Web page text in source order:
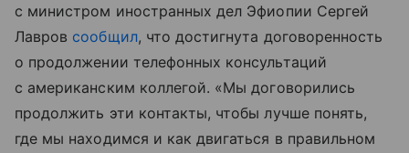
с министром иностранных дел Эфиопии Сергей
Лавров сообщил, что достигнута договоренность
о продолжении телефонных консультаций
с американским коллегой. «Мы договорились
продолжить эти контакты, чтобы лучше понять,
где мы находимся и как двигаться в правильном